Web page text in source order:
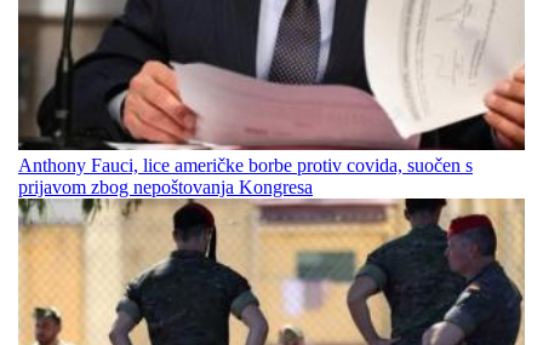
Anthony Fauci, lice američke borbe protiv covida, suočen s
prijavom zbog nepoštovanja Kongresa